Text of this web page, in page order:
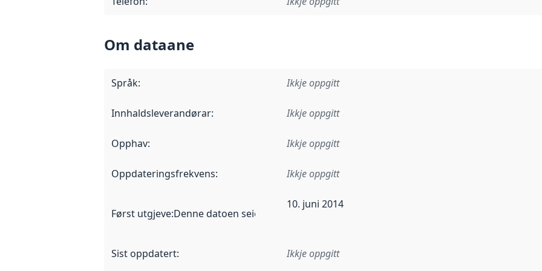
Om dataane
Språk: Ikkje oppgitt
Innhaldsleverandørar: Ikkje oppgitt
Opphav: Ikkje oppgitt
Oppdateringsfrekvens: Ikkje oppgitt
Først utgjeve:Denne datoen seier når dataa i dette datasettet først blei utgitt. Det kan ha
10. juni 2014
Sist oppdatert: Ikkje oppgitt